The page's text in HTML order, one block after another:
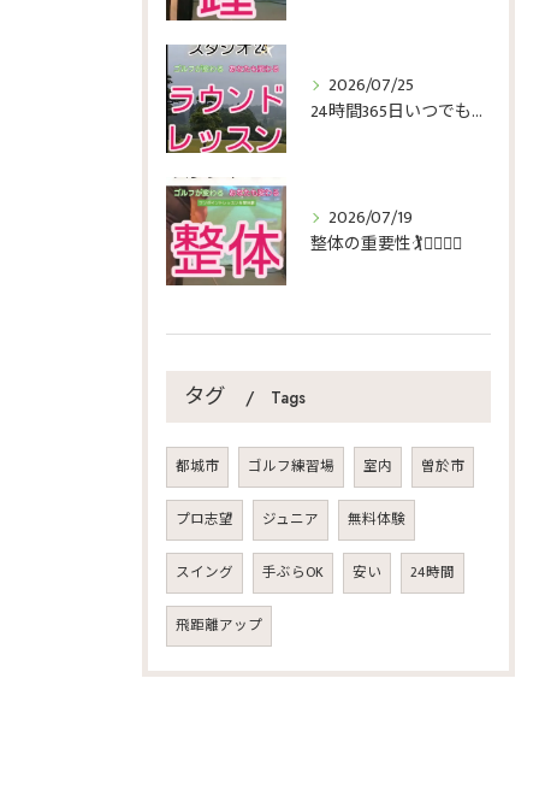
2026/07/25
24時間365日いつでもゴルフ🏌️🏌️‍♀️🏌️‍♂️
2026/07/19
整体の重要性🏌️🏌️‍♀️🏌️‍♂️
タグ Tags
都城市 ゴルフ練習場 室内 曽於市
プロ志望 ジュニア 無料体験
スイング 手ぶらOK 安い 24時間
飛距離アップ